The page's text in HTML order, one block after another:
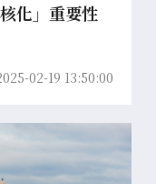
化」重要性
02-19 13:50:00